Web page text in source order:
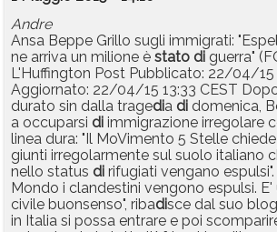
Andre
Ansa Beppe Grillo sugli immigrati:
ne arriva un milione è stato di guerra"
L'Huffington Post Pubblicato: 22/04/15
Aggiornato: 22/04/15 13:33 CEST
durato sin dalla tragedia di domenica,
a occuparsi di immigrazione irregolare
linea dura: "Il MoVimento 5 Stelle
giunti irregolarmente sul suolo italiano
nello status di rifugiati vengano
Mondo i clandestini vengono espulsi.
civile buonsenso", ribadisce dal suo
in Italia si possa entrare e poi